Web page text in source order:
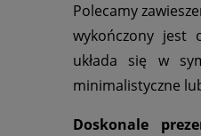
Polecamy
wykończony jest
układa się w
minimalistyczne
Doskonale